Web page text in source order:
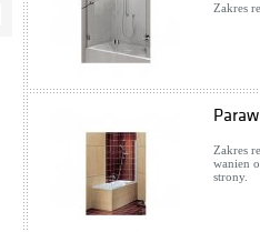
Zakres
Zakres
wanien
strony.